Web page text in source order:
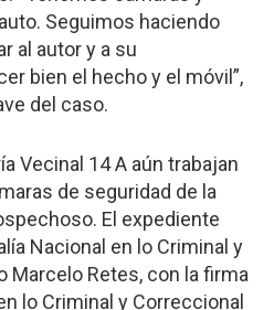
Seguimos haciendo
al autor y a su
bien el hecho y el móvil”,
del caso.
Vecinal 14 A aún trabajan
de seguridad de la
El expediente
Nacional en lo Criminal y
Marcelo Retes, con la firma
lo Criminal y Correccional